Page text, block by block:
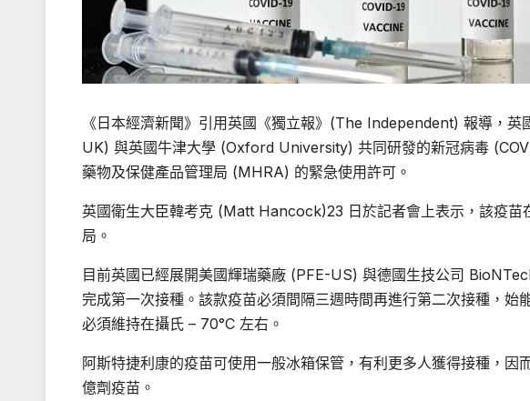
《日本經濟新聞》引用英國《獨立報》(The Independent) 報導，
UK) 與英國牛津大學 (Oxford University) 共同研發的新冠病毒
藥物及保健產品管理局 (MHRA) 的緊急使用許可。
英國衛生大臣韓考克 (Matt Hancock)23 日於記者會上表示，該疫苗
局。
目前英國已經展開美國輝瑞藥廠 (PFE-US) 與德國生技公司
完成第一次接種。該款疫苗必須間隔三週時間再進行第二次接種，始
必須維持在攝氏 – 70°C 左右。
阿斯特捷利康的疫苗可使用一般冰箱保管，有利更多人獲得接種，因
億劑疫苗。